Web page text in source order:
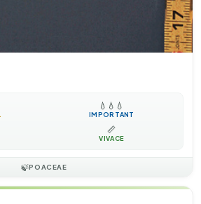
💧 💧 💧
IMPORTANT
📏
VIVACE
🍃POACEAE